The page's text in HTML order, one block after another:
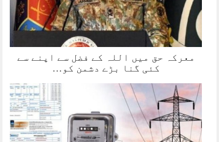
معرکہ حق میں اللہ کے فضل سے اپنے سے
کئی گنا بڑے دشمن کو…